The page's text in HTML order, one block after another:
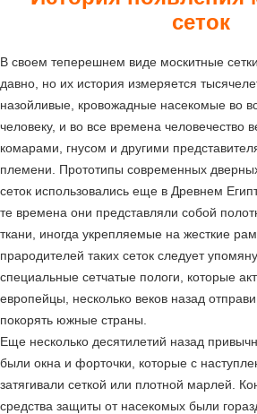
сеток
В своем теперешнем виде москитные
давно, но их история измеряется
назойливые, кровожадные насекомые во
человеку, и во все времена человечество
комарами, гнусом и другими
племени. Прототипы современных
сеток использовались еще в Древнем
те времена они представляли собой
ткани, иногда укрепляемые на жесткие
прародителей таких сеток следует
специальные сетчатые пологи, которые
европейцы, несколько веков назад
покорять южные страны.
Еще несколько десятилетий назад
были окна и форточки, которые с
затягивали сеткой или плотной марлей.
средства защиты от насекомых были